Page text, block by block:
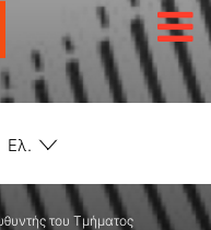
Ελ.
του Τμήματος